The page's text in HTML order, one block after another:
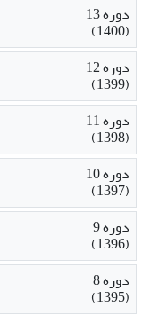
دوره 13
(1400)
دوره 12
(1399)
دوره 11
(1398)
دوره 10
(1397)
دوره 9
(1396)
دوره 8
(1395)